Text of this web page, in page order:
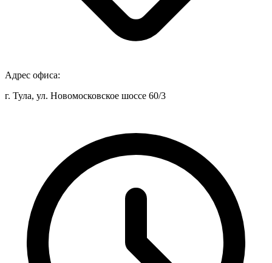
Адрес офиса:
г. Тула, ул. Новомосковское шоссе 60/3